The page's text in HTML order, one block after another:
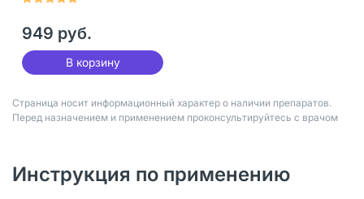
949 руб.
В корзину
Страница носит информационный характер о наличии препаратов.
Перед назначением и применением проконсультируйтесь с врачом
Инструкция по применению